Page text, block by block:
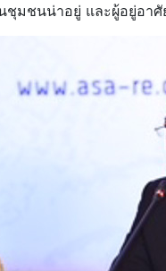
ชุมชนน่าอยู่ และผู้อยู่อา